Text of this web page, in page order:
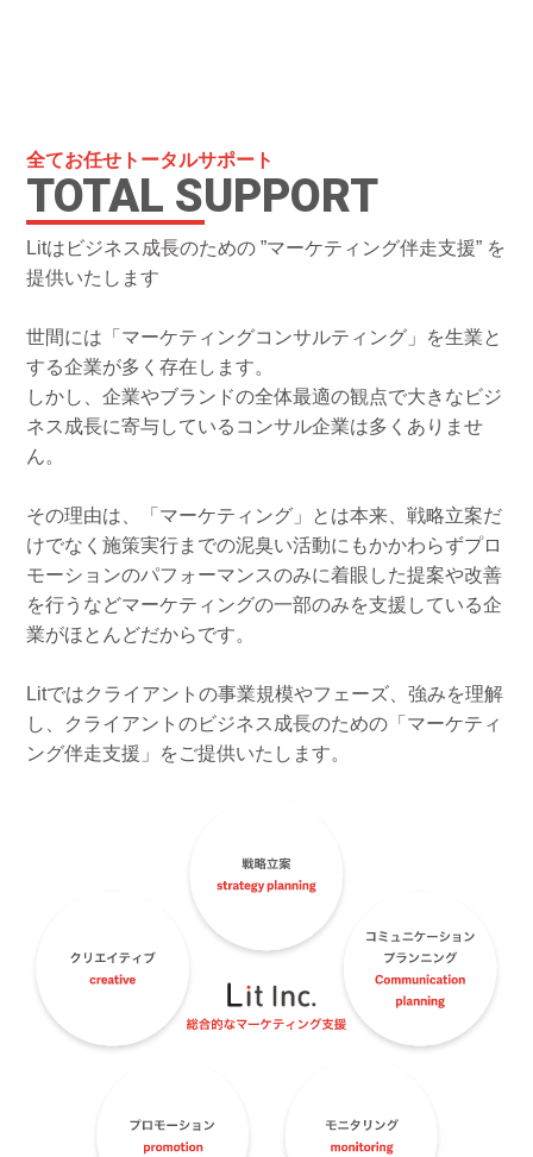
全てお任せトータルサポート
TOTAL SUPPORT
Litはビジネス成長のための ”マーケティング伴走支援” を
提供いたします
世間には「マーケティングコンサルティング」を生業と
する企業が多く存在します。
しかし、企業やブランドの全体最適の観点で大きなビジ
ネス成長に寄与しているコンサル企業は多くありませ
ん。
その理由は、「マーケティング」とは本来、戦略立案だ
けでなく施策実行までの泥臭い活動にもかかわらずプロ
モーションのパフォーマンスのみに着眼した提案や改善
を行うなどマーケティングの一部のみを支援している企
業がほとんどだからです。
Litではクライアントの事業規模やフェーズ、強みを理解
し、クライアントのビジネス成長のための「マーケティ
ング伴走支援」をご提供いたします。